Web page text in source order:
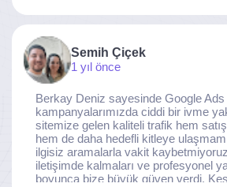
noktaya ulaştı. Kaliteden asla taviz
ekibine gönülden teşekkür ederiz.
Semih Çiçek
1 yıl önce
Berkay Deniz sayesinde Google Ads
kampanyalarımızda ciddi bir ivme
sitemize gelen kaliteli trafik hem
hem de daha hedefli kitleye
ilgisiz aramalarla vakit
iletişimde kalmaları ve profesyonel
boyunca bize büyük güven verdi.